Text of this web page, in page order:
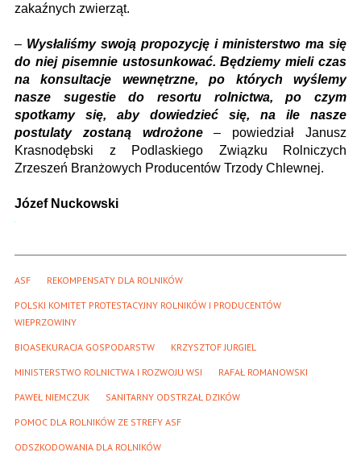
zakaźnych zwierząt.
– Wysłaliśmy swoją propozycję i ministerstwo ma się
do niej pisemnie ustosunkować. Będziemy mieli czas
na konsultacje wewnętrzne, po których wyślemy
nasze sugestie do resortu rolnictwa, po czym
spotkamy się, aby dowiedzieć się, na ile nasze
postulaty zostaną wdrożone– powiedział Janusz
Krasnodębski z Podlaskiego Związku Rolniczych
Zrzeszeń Branżowych Producentów Trzody Chlewnej.
Józef Nuckowski
ASF REKOMPENSATY DLA ROLNIKÓW
POLSKI KOMITET PROTESTACYJNY ROLNIKÓW I PRODUCENTÓW
WIEPRZOWINY
BIOASEKURACJA GOSPODARSTW KRZYSZTOF JURGIEL
MINISTERSTWO ROLNICTWA I ROZWOJU WSI RAFAŁ ROMANOWSKI
PAWEŁ NIEMCZUK SANITARNY ODSTRZAŁ DZIKÓW
POMOC DLA ROLNIKÓW ZE STREFY ASF
ODSZKODOWANIA DLA ROLNIKÓW